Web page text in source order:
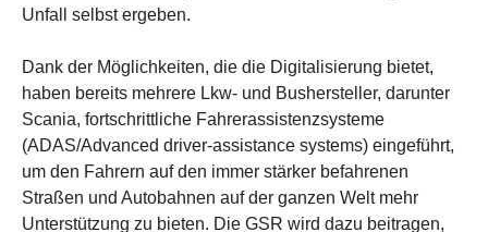
Unfall selbst ergeben.
Dank der Möglichkeiten, die die Digitalisierung bietet,
haben bereits mehrere Lkw- und Bushersteller, darunter
Scania, fortschrittliche Fahrerassistenzsysteme
(ADAS/Advanced driver-assistance systems) eingeführt,
um den Fahrern auf den immer stärker befahrenen
Straßen und Autobahnen auf der ganzen Welt mehr
Unterstützung zu bieten. Die GSR wird dazu beitragen,